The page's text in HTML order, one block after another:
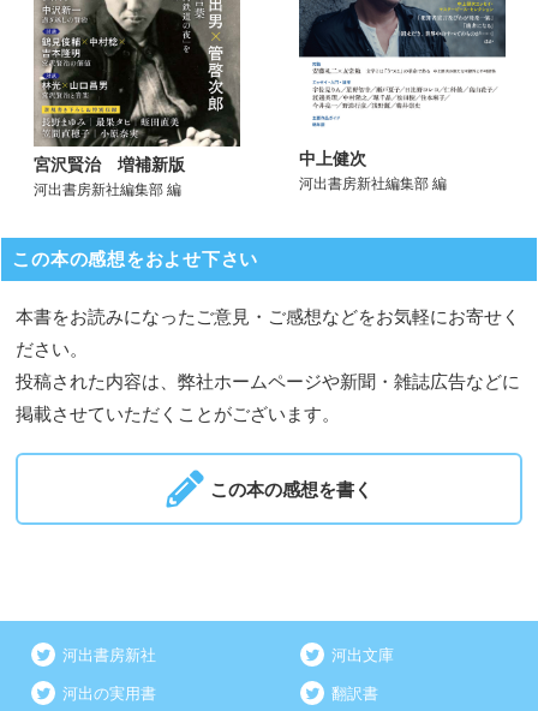
宮沢賢治 増補新版
河出書房新社編集部 編
中上健次
河出書房新社編集部 編
この本の感想をおよせ下さい
本書をお読みになったご意見・ご感想などをお気軽にお寄せく
ださい。
投稿された内容は、弊社ホームページや新聞・雑誌広告などに
掲載させていただくことがございます。
この本の感想を書く
河出書房新社 河出文庫
河出の実用書 翻訳書